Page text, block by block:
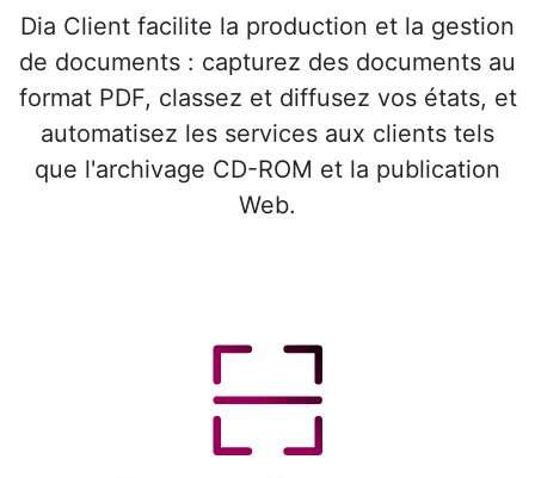
Dia Client facilite la production et la gestion
de documents : capturez des documents au
format PDF, classez et diffusez vos états, et
automatisez les services aux clients tels
que l'archivage CD-ROM et la publication
Web.